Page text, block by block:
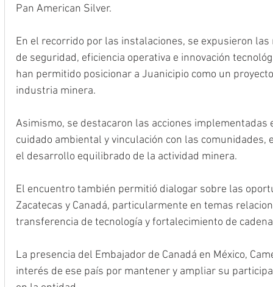
Pan American Silver.
En el recorrido por las instalaciones, se expusieron
de seguridad, eficiencia operativa e innovación
han permitido posicionar a Juanicipio como un
industria minera.
Asimismo, se destacaron las acciones
cuidado ambiental y vinculación con las
el desarrollo equilibrado de la actividad minera.
El encuentro también permitió dialogar sobre las
Zacatecas y Canadá, particularmente en temas
transferencia de tecnología y fortalecimiento de
La presencia del Embajador de Canadá en México,
interés de ese país por mantener y ampliar su